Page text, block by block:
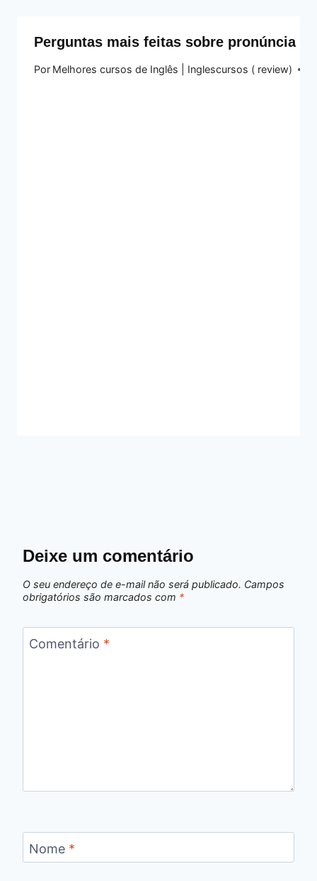
Perguntas mais feitas sobre pronúncia
Por Melhores cursos de Inglês | Inglescursos ( review)
Deixe um comentário
O seu endereço de e-mail não será publicado. Campos
obrigatórios são marcados com *
Comentário *
Nome *